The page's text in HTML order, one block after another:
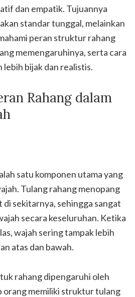
dan empatik. Tujuannya
standar tunggal, melainkan
peran struktur rahang
memengaruhinya, serta cara
lebih bijak dan realistis.
Rahang dalam
satu komponen utama yang
Tulang rahang menopang
sekitarnya, sehingga sangat
secara keseluruhan. Ketika
wajah sering tampak lebih
atas dan bawah.
rahang dipengaruhi oleh
orang memiliki struktur tulang